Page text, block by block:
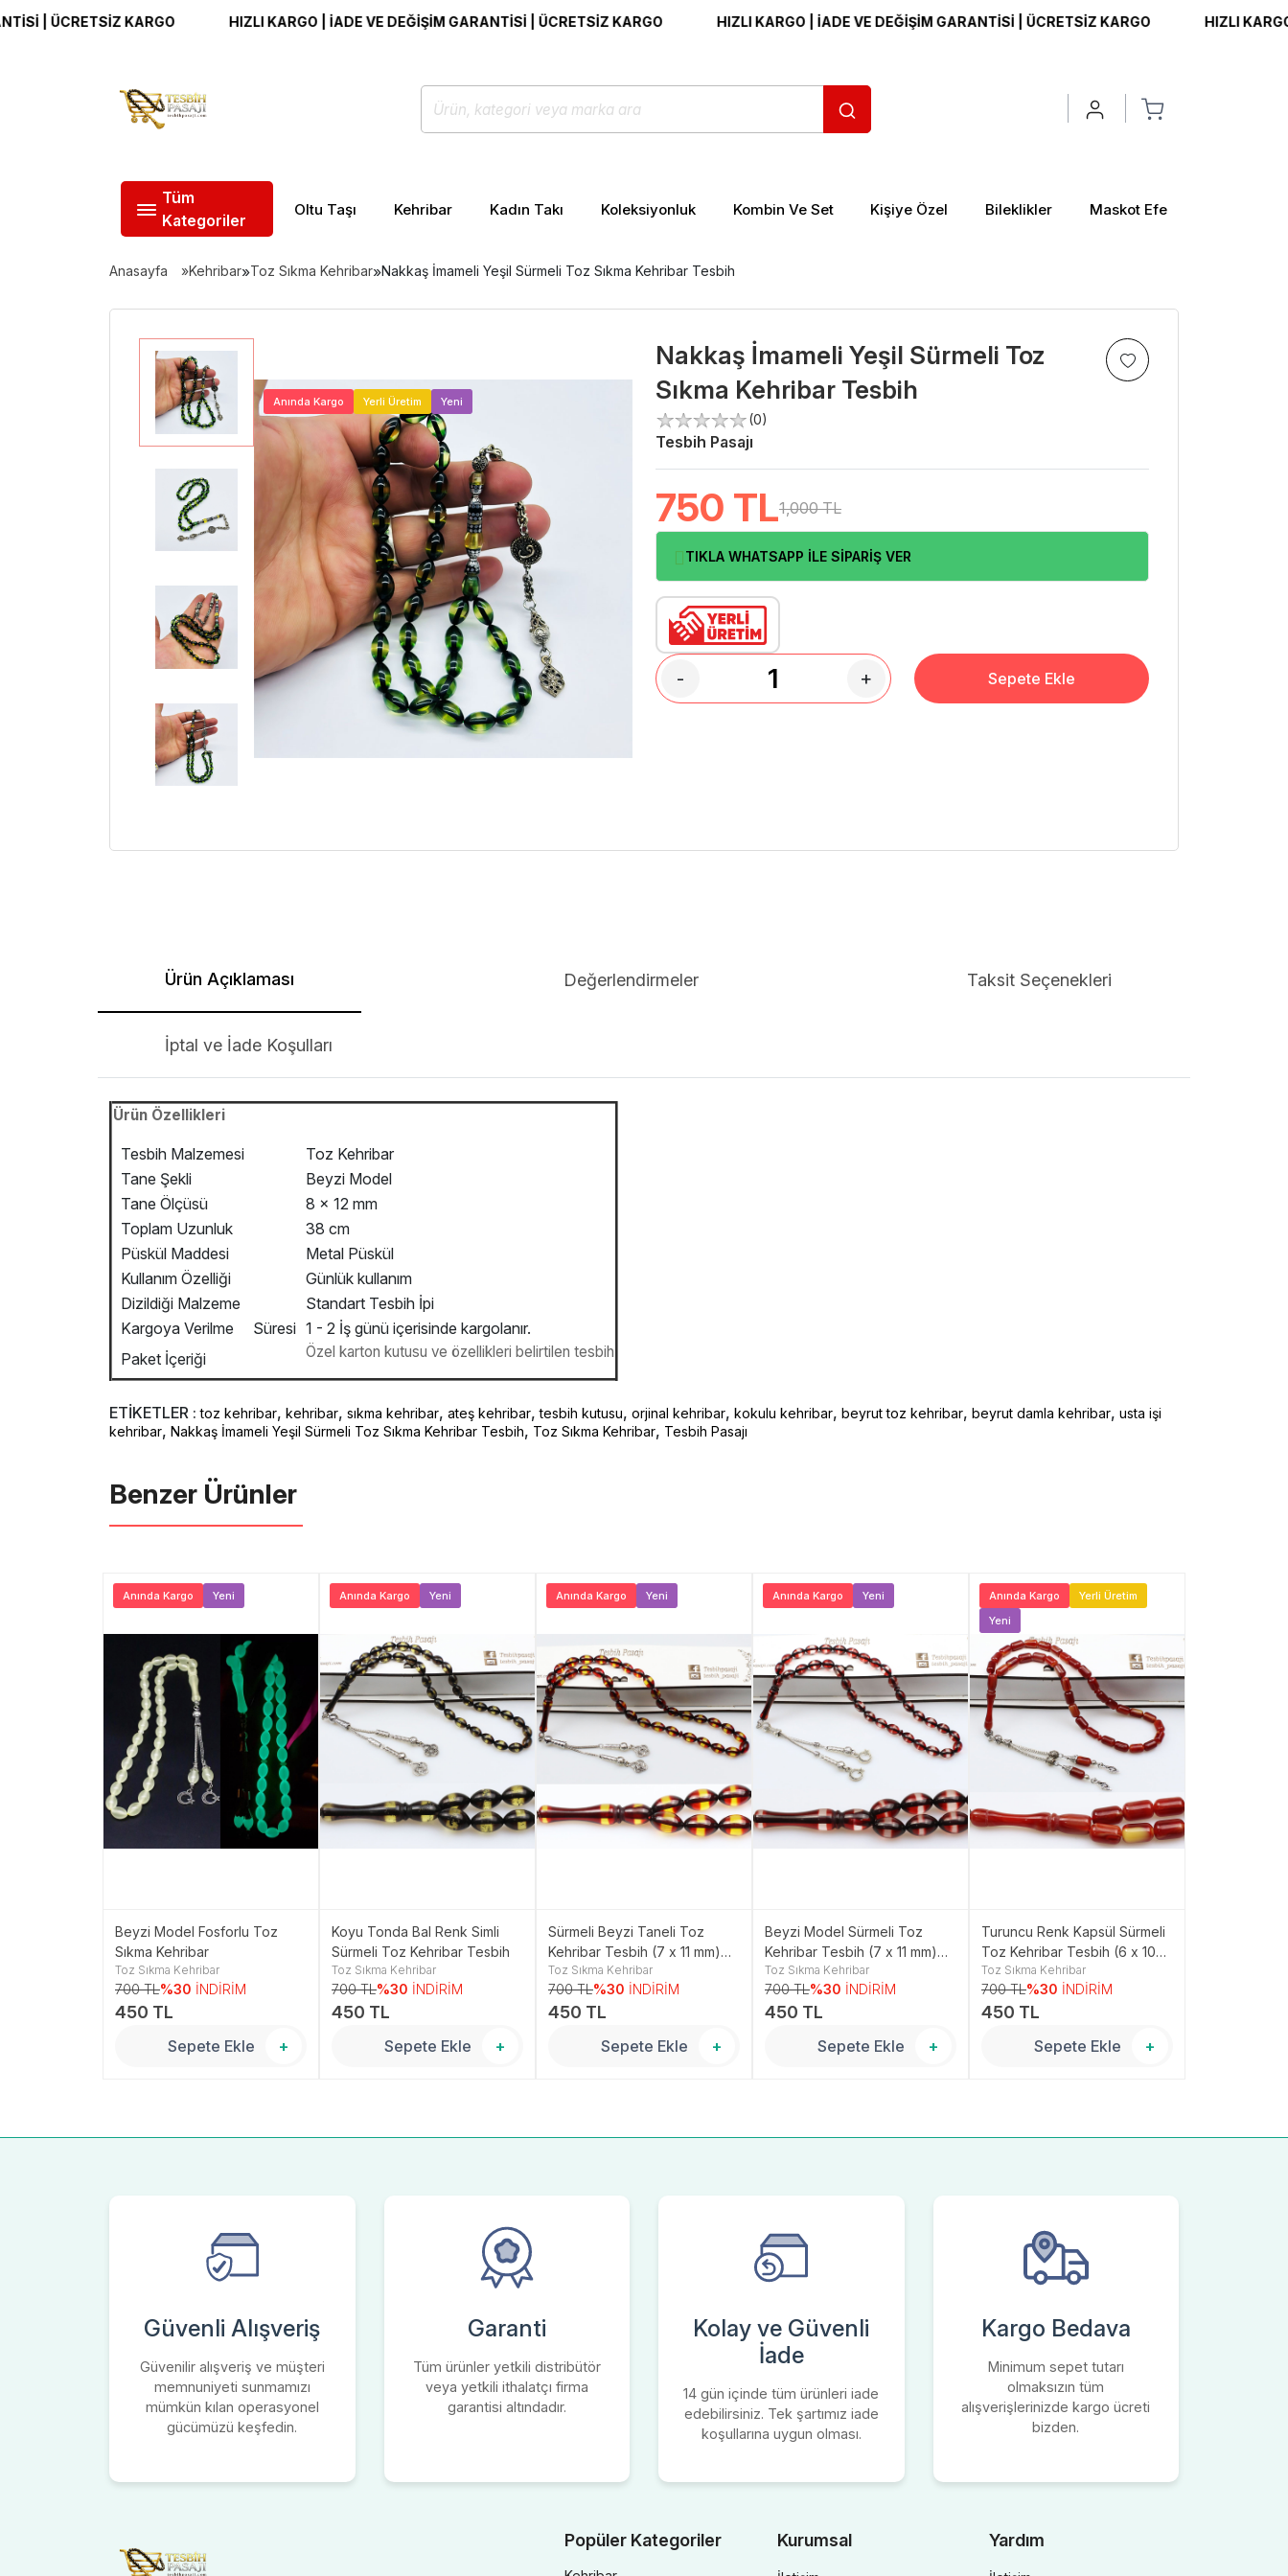
KARGO HIZLI KARGO | İADE VE DEĞİŞİM GARANTİSİ | ÜCRETSİZ KARGO HIZLI KARGO | İADE VE DEĞİŞİM GARANTİSİ | ÜCRETSİZ KARGO HIZLI KARGO | İADE
Tüm
Kategoriler
Oltu Taşı Kehribar Kadın Takı Koleksiyonluk Kombin Ve Set Kişiye Özel Bileklikler Maskot Efe
Anasayfa Kehribar»Toz Sıkma Kehribar»Nakkaş İmameli Yeşil Sürmeli Toz Sıkma Kehribar Tesbih
Anında Kargo Yerli Üretim Yeni
Nakkaş İmameli Yeşil Sürmeli Toz
Sıkma Kehribar Tesbih
(0)
Tesbih Pasajı
750 TL1,000 TL
TIKLA WHATSAPP İLE SİPARİŞ VER
- + Sepete Ekle
Ürün Açıklaması Değerlendirmeler Taksit Seçenekleri
İptal ve İade Koşulları
Ürün Özellikleri
Tesbih Malzemesi
Toz Kehribar
Tane Şekli
Beyzi Model
Tane Ölçüsü
8 x 12 mm
Toplam Uzunluk
38 cm
Püskül Maddesi
Metal Püskül
Kullanım Özelliği
Günlük kullanım
Dizildiği Malzeme
Standart Tesbih İpi
Kargoya Verilme Süresi 1 - 2 İş günü içerisinde kargolanır.
Paket İçeriği
Özel karton kutusu ve özellikleri belirtilen tesbih
ETİKETLER :toz kehribar, kehribar, sıkma kehribar, ateş kehribar,tesbih kutusu, orjinal kehribar, kokulu kehribar, beyrut toz kehribar, beyrut damla kehribar, usta işi
kehribar, Nakkaş İmameli Yeşil Sürmeli Toz Sıkma Kehribar Tesbih, Toz Sıkma Kehribar, Tesbih Pasajı
Benzer Ürünler ️
Anında Kargo Yeni
Beyzi Model Fosforlu Toz
Sıkma Kehribar
Toz Sıkma Kehribar
700 TL%30 İNDİRİM
450 TL
Sepete Ekle +
Anında Kargo Yeni
Koyu Tonda Bal Renk Simli
Sürmeli Toz Kehribar Tesbih
Toz Sıkma Kehribar
700 TL%30 İNDİRİM
450 TL
Sepete Ekle +
Anında Kargo Yeni
Sürmeli Beyzi Taneli Toz
Kehribar Tesbih (7 x 11 mm)
TP001508
Toz Sıkma Kehribar
700 TL%30 İNDİRİM
450 TL
Sepete Ekle +
Anında Kargo Yeni
Beyzi Model Sürmeli Toz
Kehribar Tesbih (7 x 11 mm)
TP001513
Toz Sıkma Kehribar
700 TL%30 İNDİRİM
450 TL
Sepete Ekle +
Anında Kargo
Yerli Üretim
Yeni
Turuncu Renk Kapsül Sürmeli
Toz Kehribar Tesbih (6 x 10
mm) TP001499
Toz Sıkma Kehribar
700 TL%30 İNDİRİM
450 TL
Sepete Ekle +
Güvenli Alışveriş
Güvenilir alışveriş ve müşteri
memnuniyeti sunmamızı
mümkün kılan operasyonel
gücümüzü keşfedin.
Garanti
Tüm ürünler yetkili distribütör
veya yetkili ithalatçı firma
garantisi altındadır.
Kolay ve Güvenli
İade
14 gün içinde tüm ürünleri iade
edebilirsiniz. Tek şartımız iade
koşullarına uygun olması.
Kargo Bedava
Minimum sepet tutarı
olmaksızın tüm
alışverişlerinizde kargo ücreti
bizden.
Popüler Kategoriler Kurumsal Yardım